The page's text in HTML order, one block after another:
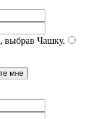
выбрав Чашку.